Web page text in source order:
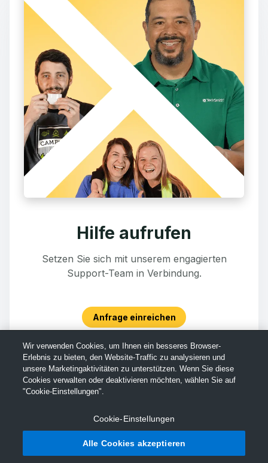
Hilfe aufrufen
Setzen Sie sich mit unserem engagierten
Support-Team in Verbindung.
Anfrage einreichen
Wir verwenden Cookies, um Ihnen ein besseres Browser-
Erlebnis zu bieten, den Website-Traffic zu analysieren und
unsere Marketingaktivitäten zu unterstützen. Wenn Sie diese
Cookies verwalten oder deaktivieren möchten, wählen Sie auf
"Cookie-Einstellungen".
Cookie-Einstellungen
Alle Cookies akzeptieren